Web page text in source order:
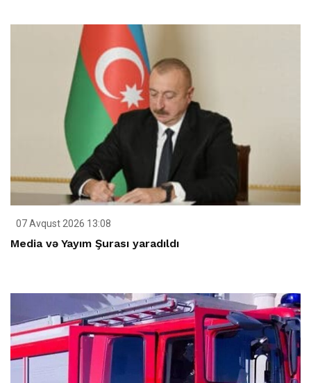
07 Avqust 2026 13:08
Media və Yayım Şurası yaradıldı